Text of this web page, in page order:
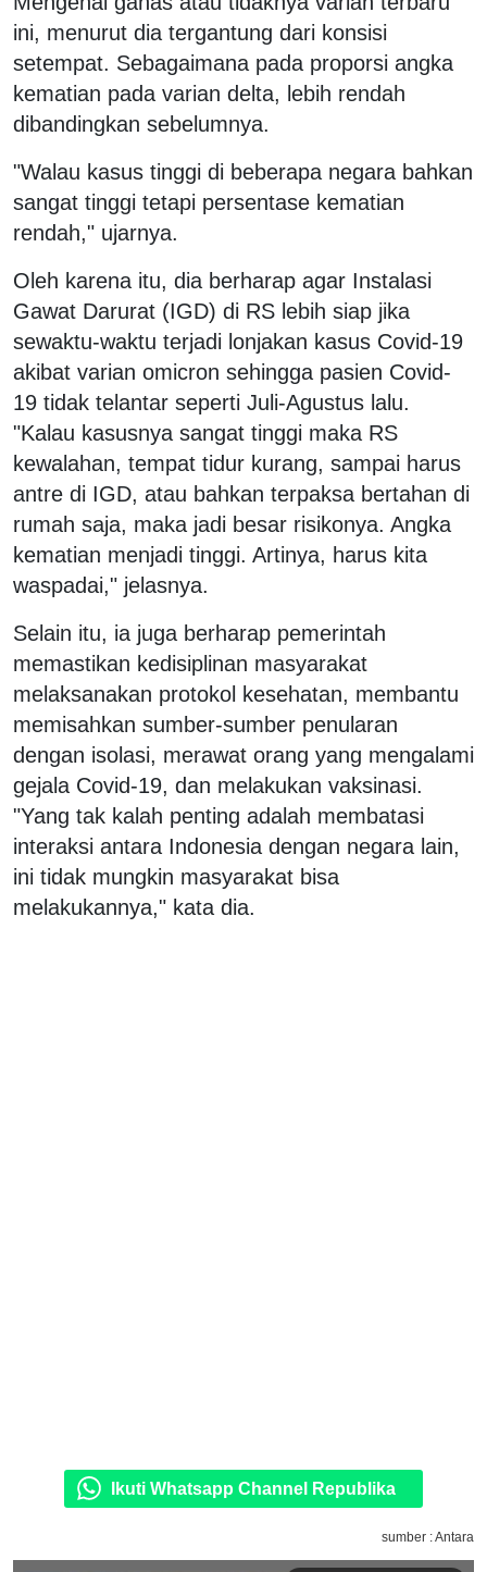
ini, menurut dia tergantung dari konsisi
setempat. Sebagaimana pada proporsi angka
kematian pada varian delta, lebih rendah
dibandingkan sebelumnya.
"Walau kasus tinggi di beberapa negara bahkan
sangat tinggi tetapi persentase kematian
rendah," ujarnya.
Oleh karena itu, dia berharap agar Instalasi
Gawat Darurat (IGD) di RS lebih siap jika
sewaktu-waktu terjadi lonjakan kasus Covid-19
akibat varian omicron sehingga pasien Covid-
19 tidak telantar seperti Juli-Agustus lalu.
"Kalau kasusnya sangat tinggi maka RS
kewalahan, tempat tidur kurang, sampai harus
antre di IGD, atau bahkan terpaksa bertahan di
rumah saja, maka jadi besar risikonya. Angka
kematian menjadi tinggi. Artinya, harus kita
waspadai," jelasnya.
Selain itu, ia juga berharap pemerintah
memastikan kedisiplinan masyarakat
melaksanakan protokol kesehatan, membantu
memisahkan sumber-sumber penularan
dengan isolasi, merawat orang yang mengalami
gejala Covid-19, dan melakukan vaksinasi.
"Yang tak kalah penting adalah membatasi
interaksi antara Indonesia dengan negara lain,
ini tidak mungkin masyarakat bisa
melakukannya," kata dia.
Ikuti Whatsapp Channel Republika
sumber : Antara